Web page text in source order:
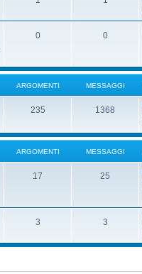
0 0
ARGOMENTI MESSAGGI
235 1368
ARGOMENTI MESSAGGI
17 25
3 3